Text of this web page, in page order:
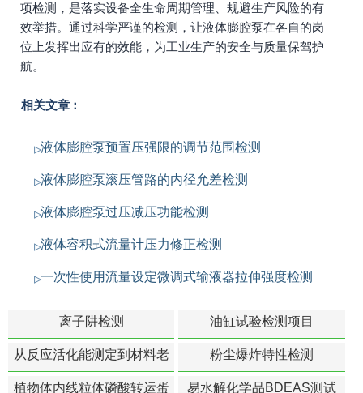
项检测，是落实设备全生命周期管理、规避生产风险的有
效举措。通过科学严谨的检测，让液体膨腔泵在各自的岗
位上发挥出应有的效能，为工业生产的安全与质量保驾护
航。
相关文章：
液体膨腔泵预置压强限的调节范围检测
液体膨腔泵滚压管路的内径允差检测
液体膨腔泵过压减压功能检测
液体容积式流量计压力修正检测
一次性使用流量设定微调式输液器拉伸强度检测
离子阱检测 油缸试验检测项目
从反应活化能测定到材料老
化寿命预测的经典模型
粉尘爆炸特性检测
植物体内线粒体磷酸转运蛋
易水解化学品BDEAS测试